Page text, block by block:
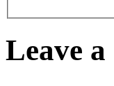
Leave